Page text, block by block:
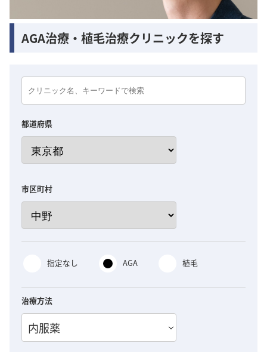
AGA治療・植毛治療クリニックを探す
都道府県
市区町村
指定なし AGA 植毛
治療方法
内服薬